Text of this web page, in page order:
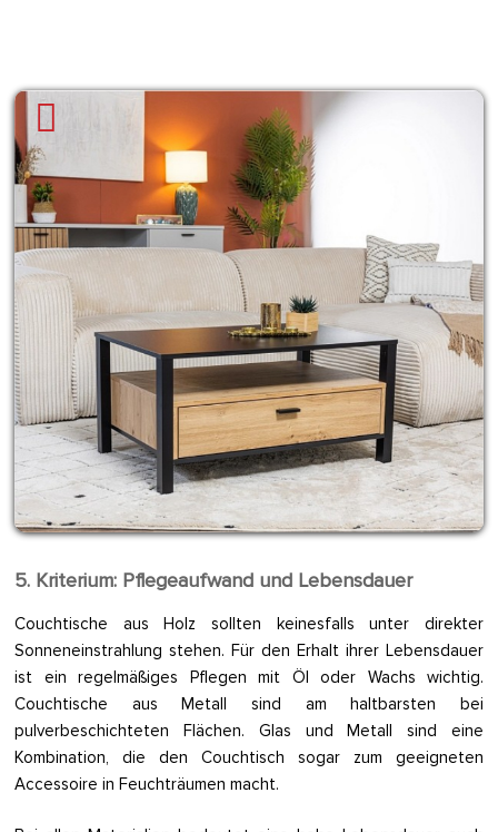
5. Kriterium: Pflegeaufwand und Lebensdauer
Couchtische aus Holz sollten keinesfalls unter direkter
Sonneneinstrahlung stehen. Für den Erhalt ihrer Lebensdauer
ist ein regelmäßiges Pflegen mit Öl oder Wachs wichtig.
Couchtische aus Metall sind am haltbarsten bei
pulverbeschichteten Flächen. Glas und Metall sind eine
Kombination, die den Couchtisch sogar zum geeigneten
Accessoire in Feuchträumen macht.